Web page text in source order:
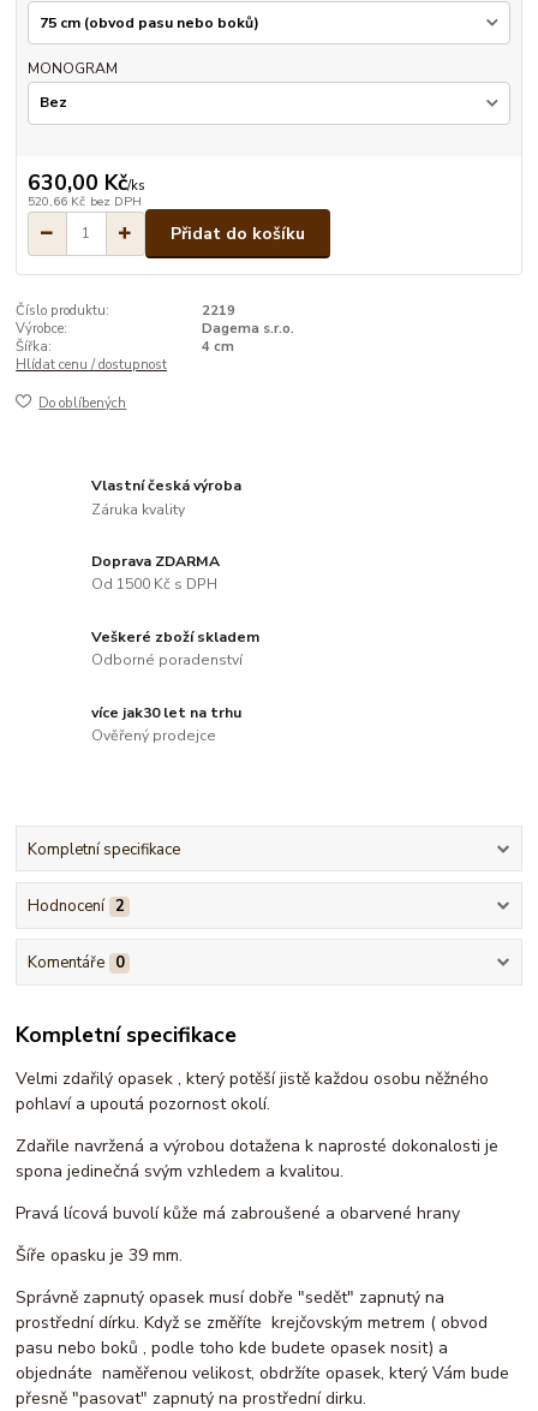
MONOGRAM
630,00 Kč/ks
520,66 Kč bez DPH
Přidat do košíku
Číslo produktu:
2219
Výrobce:
Dagema s.r.o.
Šířka:
4 cm
Hlídat cenu / dostupnost
Do oblíbených
Vlastní česká výroba
Záruka kvality
Doprava ZDARMA
Od 1500 Kč s DPH
Veškeré zboží skladem
Odborné poradenství
více jak30 let na trhu
Ověřený prodejce
Kompletní specifikace
Hodnocení 2
Komentáře 0
Kompletní specifikace
Velmi zdařilý opasek , který potěší jistě každou osobu něžného
pohlaví a upoutá pozornost okolí.
Zdařile navržená a výrobou dotažena k naprosté dokonalosti je
spona jedinečná svým vzhledem a kvalitou.
Pravá lícová buvolí kůže má zabroušené a obarvené hrany
Šíře opasku je 39 mm.
Správně zapnutý opasek musí dobře "sedět" zapnutý na
prostřední dírku. Když se změříte krejčovským metrem ( obvod
pasu nebo boků , podle toho kde budete opasek nosit) a
objednáte naměřenou velikost, obdržíte opasek, který Vám bude
přesně "pasovat" zapnutý na prostřední dirku.